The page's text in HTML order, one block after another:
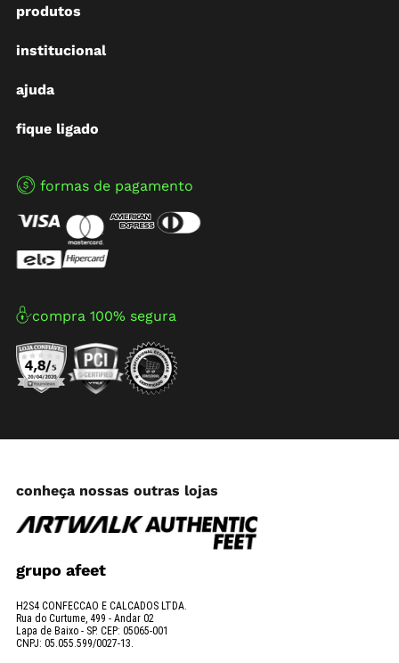
produtos
institucional
ajuda
fique ligado
formas de pagamento
compra 100% segura
conheça nossas outras lojas
grupo afeet
H2S4 CONFECCAO E CALCADOS LTDA.
Rua do Curtume, 499 - Andar 02
Lapa de Baixo - SP. CEP: 05065-001
CNPJ: 05.055.599/0027-13.